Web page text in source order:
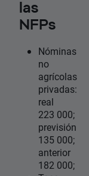
las
NFPs
Nóminas
no
agrícolas
privadas:
real
223 000;
previsión
135 000;
anterior
182 000;